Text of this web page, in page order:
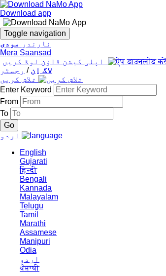
Download app
Toggle navigation
نارندر
مودی
Mera Saansad
اپلی کیشن ڈاؤن لوڈ کریں
لاگ اِن / رجسٹر
Enter Keyword
From
To
English
Gujarati
हिन्दी
Bengali
Kannada
Malayalam
Telugu
Tamil
Marathi
Assamese
Manipuri
Odia
اردو
ਪੰਜਾਬੀ